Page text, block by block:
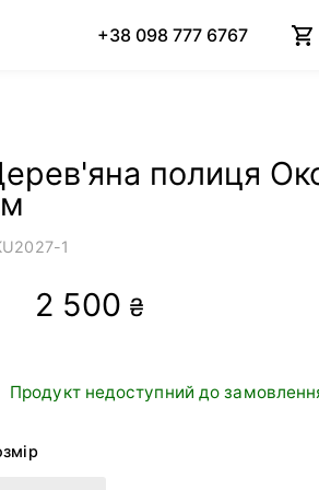
+38 098 777 6767
полиця
2027-1
2 500 ₴
Продукт недоступний до